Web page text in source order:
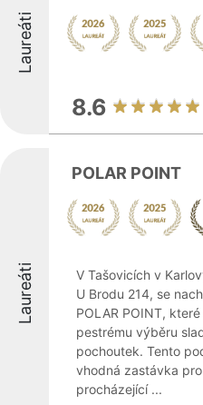
Laureáti
8.6
Laureáti
POLAR POINT
V Tašovicích v
U Brodu 214, se
POLAR POINT,
pestrému výběru
pochoutek. Tento
vhodná zastávka
procházející ...